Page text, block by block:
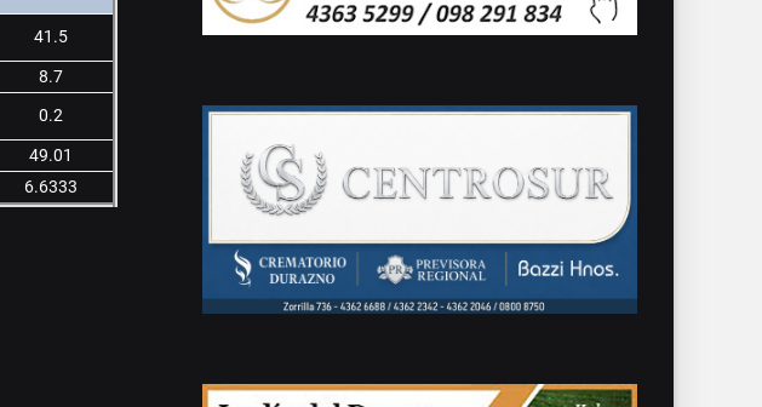
41.5
8.7
0.2
49.01
6.6333